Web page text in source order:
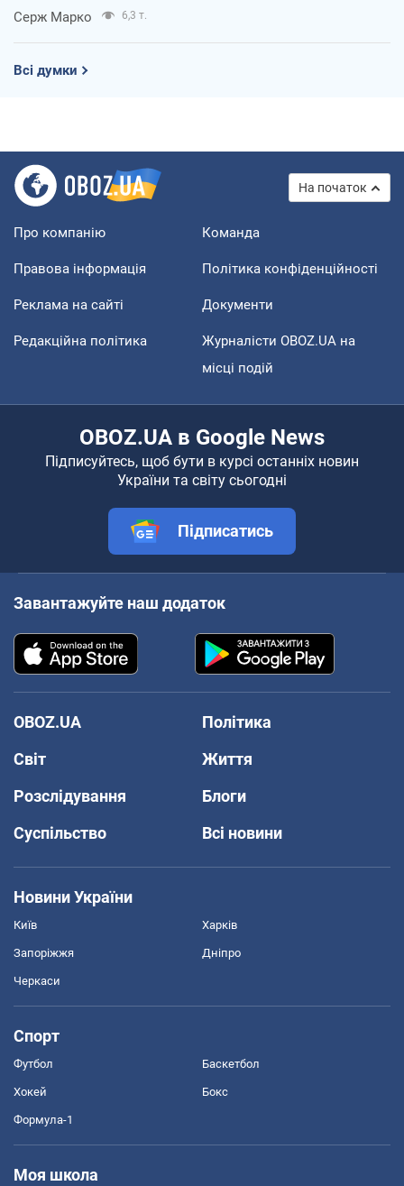
Серж Марко 6,3 т.
Всі думки
На початок
Про компанію Команда
Правова інформація Політика конфіденційності
Реклама на сайті Документи
Редакційна політика
Журналісти OBOZ.UA на
місці подій
OBOZ.UA в Google News
Підписуйтесь, щоб бути в курсі останніх новин
України та світу сьогодні
Підписатись
Завантажуйте наш додаток
OBOZ.UA
Політика
Світ
Життя
Розслідування
Блоги
Суспільство
Всі новини
Новини України
Київ Харків
Запоріжжя Дніпро
Черкаси
Спорт
Футбол Баскетбол
Хокей Бокс
Формула-1
Моя школа